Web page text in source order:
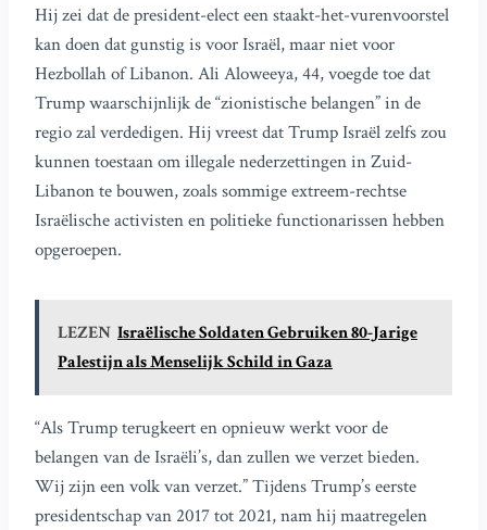
Hij zei dat de president-elect een staakt-het-vurenvoorstel
kan doen dat gunstig is voor Israël, maar niet voor
Hezbollah of Libanon. Ali Aloweeya, 44, voegde toe dat
Trump waarschijnlijk de “zionistische belangen” in de
regio zal verdedigen. Hij vreest dat Trump Israël zelfs zou
kunnen toestaan om illegale nederzettingen in Zuid-
Libanon te bouwen, zoals sommige extreem-rechtse
Israëlische activisten en politieke functionarissen hebben
opgeroepen.
LEZEN Israëlische Soldaten Gebruiken 80-Jarige
Palestijn als Menselijk Schild in Gaza
“Als Trump terugkeert en opnieuw werkt voor de
belangen van de Israëli’s, dan zullen we verzet bieden.
Wij zijn een volk van verzet.” Tijdens Trump’s eerste
presidentschap van 2017 tot 2021, nam hij maatregelen